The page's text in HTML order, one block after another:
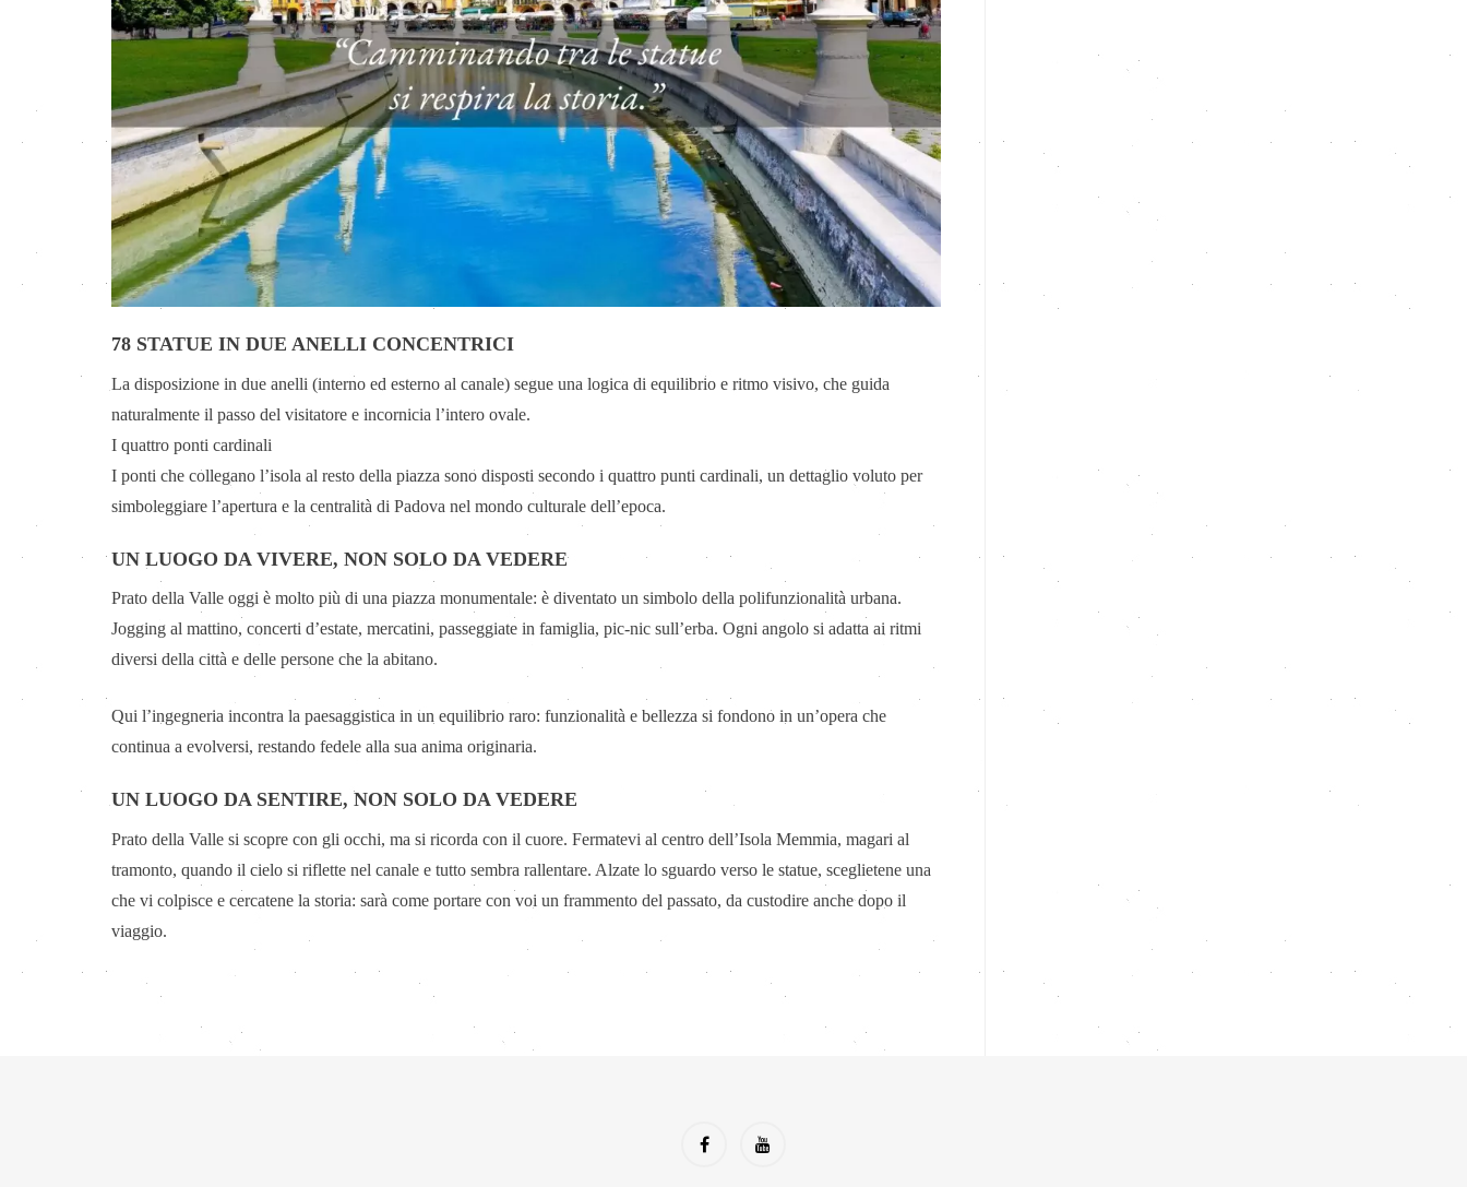
78 STATUE IN DUE ANELLI CONCENTRICI
La disposizione in due anelli (interno ed esterno al canale) segue una logica di equilibrio e ritmo visivo, che guida
naturalmente il passo del visitatore e incornicia l’intero ovale.
I quattro ponti cardinali
I ponti che collegano l’isola al resto della piazza sono disposti secondo i quattro punti cardinali, un dettaglio voluto per
simboleggiare l’apertura e la centralità di Padova nel mondo culturale dell’epoca.
UN LUOGO DA VIVERE, NON SOLO DA VEDERE
Prato della Valle oggi è molto più di una piazza monumentale: è diventato un simbolo della polifunzionalità urbana.
Jogging al mattino, concerti d’estate, mercatini, passeggiate in famiglia, pic-nic sull’erba. Ogni angolo si adatta ai ritmi
diversi della città e delle persone che la abitano.
Qui l’ingegneria incontra la paesaggistica in un equilibrio raro: funzionalità e bellezza si fondono in un’opera che
continua a evolversi, restando fedele alla sua anima originaria.
UN LUOGO DA SENTIRE, NON SOLO DA VEDERE
Prato della Valle si scopre con gli occhi, ma si ricorda con il cuore. Fermatevi al centro dell’Isola Memmia, magari al
tramonto, quando il cielo si riflette nel canale e tutto sembra rallentare. Alzate lo sguardo verso le statue, sceglietene una
che vi colpisce e cercatene la storia: sarà come portare con voi un frammento del passato, da custodire anche dopo il
viaggio.